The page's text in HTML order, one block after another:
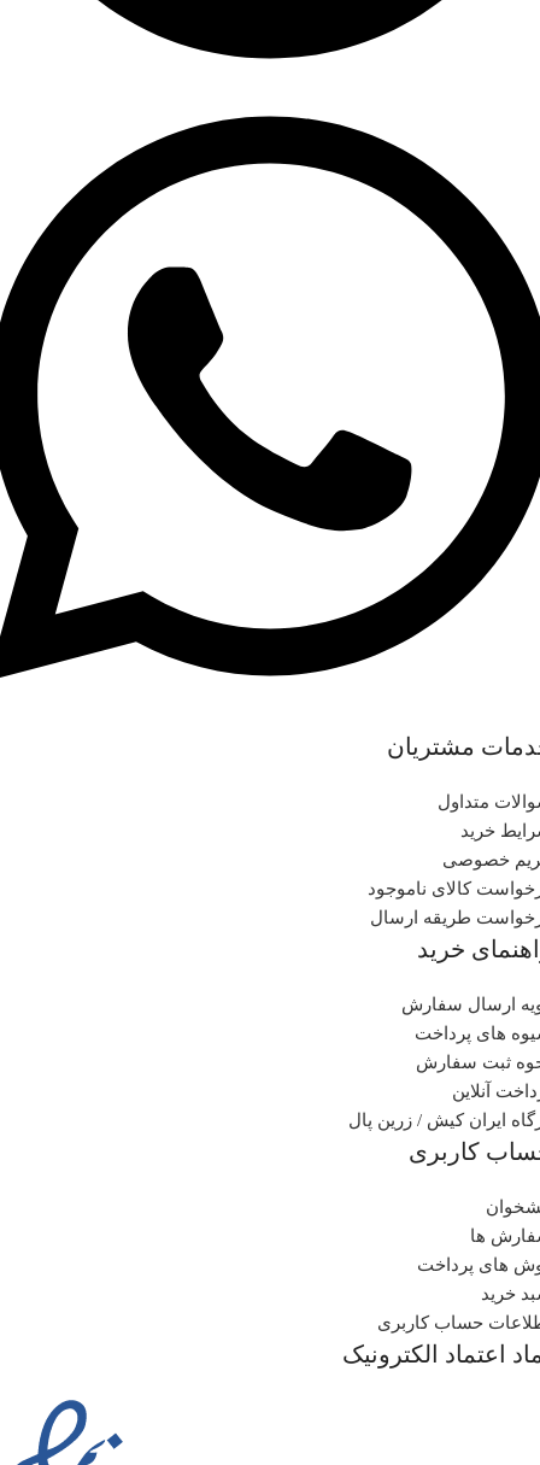
مشتریان
متداول
خرید
خصوصی
کالای ناموجود
طریقه ارسال
خرید
ارسال سفارش
های پرداخت
ثبت سفارش
آنلاین
ایران کیش / زرین پال
کاربری
ها
های پرداخت
خرید
حساب کاربری
اعتماد الکترونیک